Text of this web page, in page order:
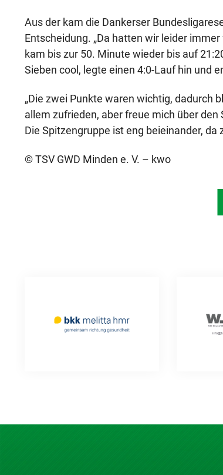
Aus der kam die Dankerser
Entscheidung. „Da hatten wir leider
kam bis zur 50. Minute wieder bis auf
Sieben cool, legte einen 4:0-Lauf hin und
„Die zwei Punkte waren wichtig, dadurch
allem zufrieden, aber freue mich über
Die Spitzengruppe ist eng beieinander, da
© TSV GWD Minden e. V. – kwo